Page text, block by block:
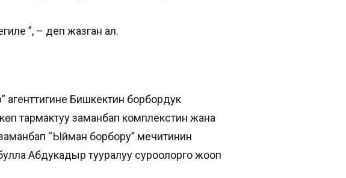
”, – деп жазган ал.
Бишкектин борбордук
тармактуу заманбап комплекстин жана
“Ыйман борбору” мечитинин
Абдукадыр тууралуу суроолорго жооп